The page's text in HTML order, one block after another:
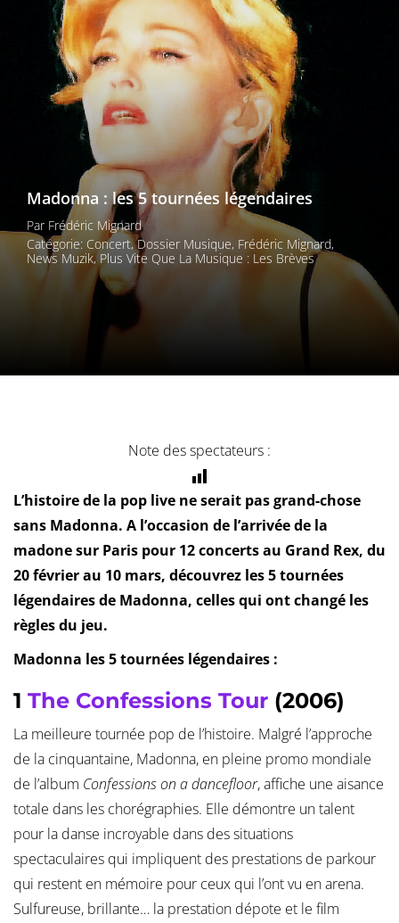
Les films par
genre
Séries
Les films
interdits
Les Dossiers
Les disparus
Les acteurs
Les actrices
Madonna : les 5 tournées légendaires
Par Frédéric Mignard
Catégorie: Concert,Dossier Musique, Frédéric Mignard,
News Muzik,Plus Vite Que La Musique : Les Brèves
Note des spectateurs :
L’histoire de la pop live ne serait pas grand-chose
sans Madonna. A l’occasion de l’arrivée de la
madone sur Paris pour 12 concerts au Grand Rex, du
20 février au 10 mars, découvrez les 5 tournées
légendaires de Madonna, celles qui ont changé les
règles du jeu.
Madonna les 5 tournées légendaires :
1 The Confessions Tour (2006)
La meilleure tournée pop de l’histoire. Malgré l’approche
de la cinquantaine, Madonna, en pleine promo mondiale
de l’album Confessions on a dancefloor, affiche une aisance
totale dans les chorégraphies. Elle démontre un talent
pour la danse incroyable dans des situations
spectaculaires qui impliquent des prestations de parkour
qui restent en mémoire pour ceux qui l’ont vu en arena.
Sulfureuse, brillante… la prestation dépote et le film